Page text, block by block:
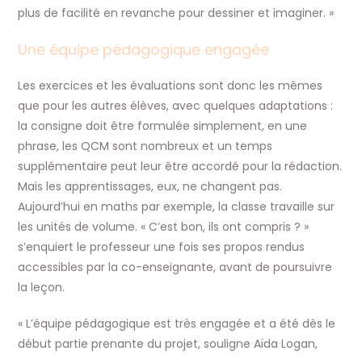
plus de facilité en revanche pour dessiner et imaginer. »
Une équipe pédagogique engagée
Les exercices et les évaluations sont donc les mêmes
que pour les autres élèves, avec quelques adaptations :
la consigne doit être formulée simplement, en une
phrase, les QCM sont nombreux et un temps
supplémentaire peut leur être accordé pour la rédaction.
Mais les apprentissages, eux, ne changent pas.
Aujourd’hui en maths par exemple, la classe travaille sur
les unités de volume. « C’est bon, ils ont compris ? »
s’enquiert le professeur une fois ses propos rendus
accessibles par la co-enseignante, avant de poursuivre
la leçon.
« L’équipe pédagogique est très engagée et a été dès le
début partie prenante du projet, souligne Aïda Logan,